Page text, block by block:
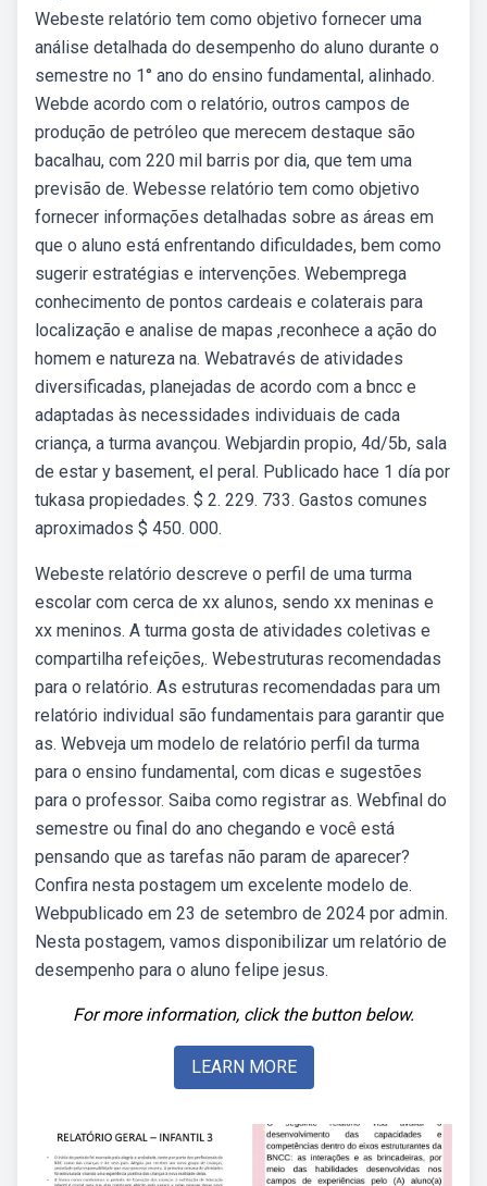
Webeste relatório tem como objetivo fornecer uma
análise detalhada do desempenho do aluno durante o
semestre no 1° ano do ensino fundamental, alinhado.
Webde acordo com o relatório, outros campos de
produção de petróleo que merecem destaque são
bacalhau, com 220 mil barris por dia, que tem uma
previsão de. Webesse relatório tem como objetivo
fornecer informações detalhadas sobre as áreas em
que o aluno está enfrentando dificuldades, bem como
sugerir estratégias e intervenções. Webemprega
conhecimento de pontos cardeais e colaterais para
localização e analise de mapas ,reconhece a ação do
homem e natureza na. Webatravés de atividades
diversificadas, planejadas de acordo com a bncc e
adaptadas às necessidades individuais de cada
criança, a turma avançou. Webjardin propio, 4d/5b, sala
de estar y basement, el peral. Publicado hace 1 día por
tukasa propiedades. $ 2. 229. 733. Gastos comunes
aproximados $ 450. 000.
Webeste relatório descreve o perfil de uma turma
escolar com cerca de xx alunos, sendo xx meninas e
xx meninos. A turma gosta de atividades coletivas e
compartilha refeições,. Webestruturas recomendadas
para o relatório. As estruturas recomendadas para um
relatório individual são fundamentais para garantir que
as. Webveja um modelo de relatório perfil da turma
para o ensino fundamental, com dicas e sugestões
para o professor. Saiba como registrar as. Webfinal do
semestre ou final do ano chegando e você está
pensando que as tarefas não param de aparecer?
Confira nesta postagem um excelente modelo de.
Webpublicado em 23 de setembro de 2024 por admin.
Nesta postagem, vamos disponibilizar um relatório de
desempenho para o aluno felipe jesus.
For more information, click the button below.
LEARN MORE